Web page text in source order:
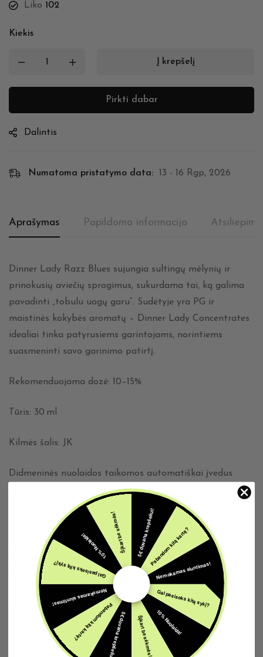
Liko 102
Kiekis
Į krepšelį
Pirkti dabar
Dalintis
Numatoma pristatymo data: 13 - 16 Rgp, 2026
Aprašymas Papildoma informacija
Dinner Lady Razz Blues sujungia sultingų mėlynių ir
prinokusių aviečių sprogimus, sukurdama tai, ką galima
pavadinti „tobulu uogų garu“. Sudėtyje yra PG ir
maistinės kokybės aromatų – Dinner Lady Concentrates
idealiai tinka patyrusiems garintojams, norintiems
suasmeninti savo garinimo patirtį.
Rekomenduojama dozė: 10–15%
Tūris: 30 ml
Kilmės šalis: JK
Didmeninės nuolaidos taikomos automatiškai įvedus
Vieno aromato naudojimas griežtai draudžiamas.
Prekių nuotraukos pateikiamos tik iliustraciniais tikslais.
Spalvos, užrašai, parametrai, matmenys, dydžiai,
funkcijos ir (arba) kitos originalių produktų savybės gali
skirtis nuo realių dėl vizualinių ypatybių, todėl
vadovaukitės produkto aprašyme nurodytomis
savybėmis.
5€ dovana krepšeliui!Pabandom kitą kartą?
Nemokamas siuntimas!
Gal pasiseks kitą sykį?
10% Nuolaida!
Šįkart be sėkmės!
5€ dovana krepšeliui!
Pabandom kitą kartą?
Nemokamas siuntimas!
Gal pasiseks kitą sykį?
10% Nuolaida!Šįkart be sėkmės!